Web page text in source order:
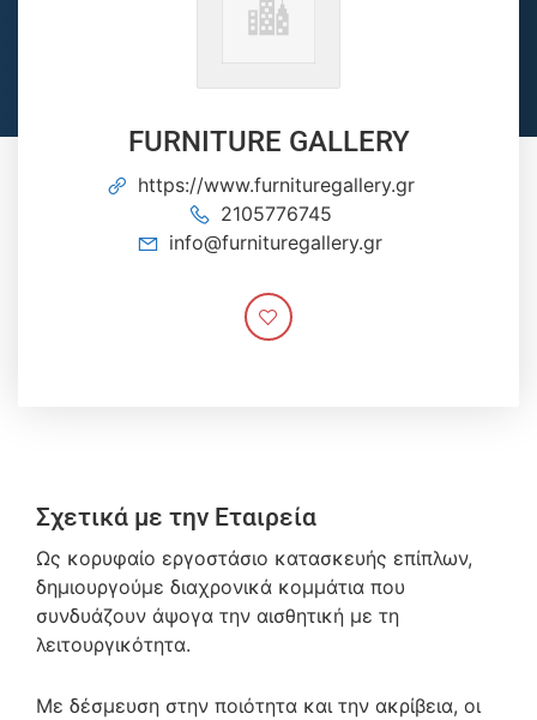
FURNITURE GALLERY
https://www.furnituregallery.gr
2105776745
info@furnituregallery.gr
Σχετικά με την Εταιρεία
Ως κορυφαίο εργοστάσιο κατασκευής επίπλων,
δημιουργούμε διαχρονικά κομμάτια που
συνδυάζουν άψογα την αισθητική με τη
λειτουργικότητα.
Με δέσμευση στην ποιότητα και την ακρίβεια, οι